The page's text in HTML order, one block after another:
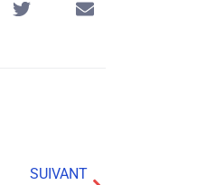
SUIVANT